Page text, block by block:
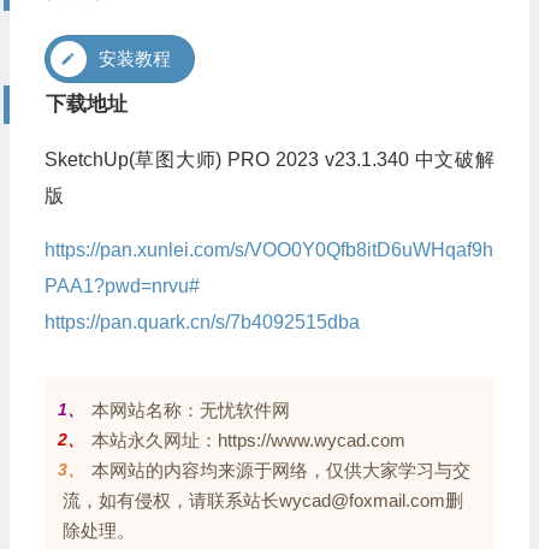
安装教程
下载地址
SketchUp(草图大师) PRO 2023 v23.1.340 中文破解
版
https://pan.xunlei.com/s/VOO0Y0Qfb8itD6uWHqaf9h
PAA1?pwd=nrvu#
https://pan.quark.cn/s/7b4092515dba
1、 本网站名称：无忧软件网
2、 本站永久网址：https://www.wycad.com
3、
本网站的内容均来源于网络，仅供大家学习与交
流，如有侵权，请联系站长wycad@foxmail.com删
除处理。